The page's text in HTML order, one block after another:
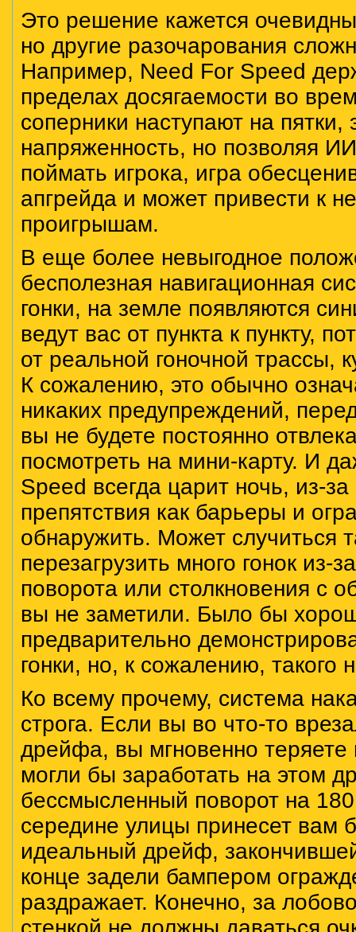
Это решение кажется
но другие разочарования
Например, Need For Speed
пределах досягаемости во
соперники наступают на пятки,
напряженность, но позволяя
поймать игрока, игра
апгрейда и может привести к
проигрышам.
В еще более невыгодное
бесполезная навигационная
гонки, на земле появляются
ведут вас от пункта к пункту,
от реальной гоночной трассы,
К сожалению, это обычно
никаких предупреждений,
вы не будете постоянно
посмотреть на мини-карту. И
Speed всегда царит ночь, из-за
препятствия как барьеры и
обнаружить. Может случиться
перезагрузить много гонок из-
поворота или столкновения с
вы не заметили. Было бы
предварительно
гонки, но, к сожалению, такого
Ко всему прочему, система
строга. Если вы во что-то
дрейфа, вы мгновенно теряете
могли бы заработать на этом
бессмысленный поворот на 180
середине улицы принесет вам
идеальный дрейф,
конце задели бампером
раздражает. Конечно, за